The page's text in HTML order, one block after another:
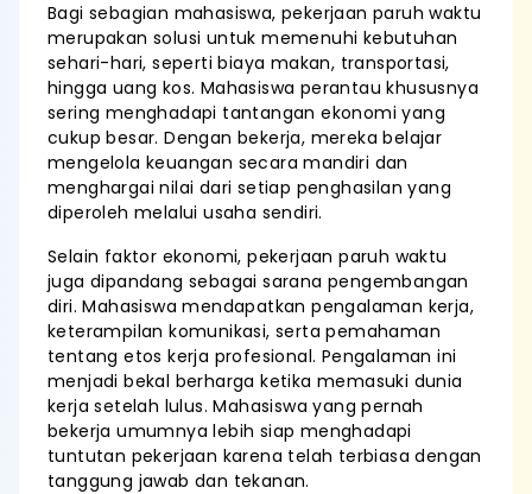
Bagi sebagian mahasiswa, pekerjaan paruh waktu
merupakan solusi untuk memenuhi kebutuhan
sehari-hari, seperti biaya makan, transportasi,
hingga uang kos. Mahasiswa perantau khususnya
sering menghadapi tantangan ekonomi yang
cukup besar. Dengan bekerja, mereka belajar
mengelola keuangan secara mandiri dan
menghargai nilai dari setiap penghasilan yang
diperoleh melalui usaha sendiri.
Selain faktor ekonomi, pekerjaan paruh waktu
juga dipandang sebagai sarana pengembangan
diri. Mahasiswa mendapatkan pengalaman kerja,
keterampilan komunikasi, serta pemahaman
tentang etos kerja profesional. Pengalaman ini
menjadi bekal berharga ketika memasuki dunia
kerja setelah lulus. Mahasiswa yang pernah
bekerja umumnya lebih siap menghadapi
tuntutan pekerjaan karena telah terbiasa dengan
tanggung jawab dan tekanan.